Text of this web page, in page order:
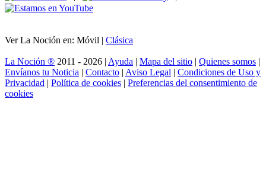
Ver La Noción en: Móvil | Clásica
La Noción ® 2011 - 2026 | Ayuda | Mapa del sitio | Quienes somos |
Envíanos tu Noticia | Contacto | Aviso Legal | Condiciones de Uso y
Privacidad | Política de cookies | Preferencias del consentimiento de
cookies